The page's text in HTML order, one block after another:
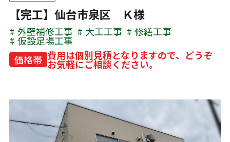
【完工】仙台市泉区 Ｋ様
外壁補修工事 大工工事 修繕工事
仮設足場工事
価格帯 費用は個別見積となりますので、どうぞ
お気軽にご相談ください。